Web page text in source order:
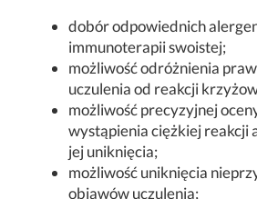
dobór odpowiednich
immunoterapii swoistej;
możliwość odróżnienia
uczulenia od reakcji
możliwość precyzyjnej
wystąpienia ciężkiej reakcji
jej uniknięcia;
możliwość uniknięcia
objawów uczulenia;